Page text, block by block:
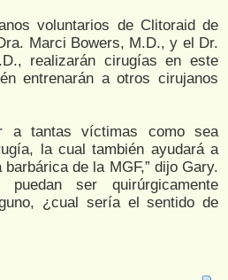
voluntarios de Clitoraid de
Marci Bowers, M.D., y el Dr.
realizarán cirugías en este
entrenarán a otros cirujanos
a tantas víctimas como sea
la cual también ayudará a
de la MGF,” dijo Gary.
ser quirúrgicamente
¿cual sería el sentido de